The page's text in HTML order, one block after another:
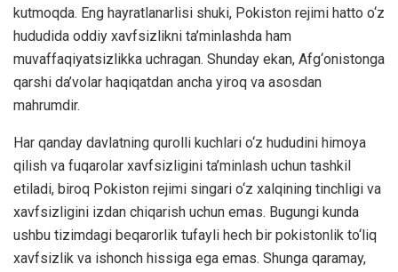
kutmoqda. Eng hayratlanarlisi shuki, Pokiston rejimi hatto o‘z
hududida oddiy xavfsizlikni ta’minlashda ham
muvaffaqiyatsizlikka uchragan. Shunday ekan, Afg‘onistonga
qarshi da’volar haqiqatdan ancha yiroq va asosdan
mahrumdir.
Har qanday davlatning qurolli kuchlari o‘z hududini himoya
qilish va fuqarolar xavfsizligini ta’minlash uchun tashkil
etiladi, biroq Pokiston rejimi singari o‘z xalqining tinchligi va
xavfsizligini izdan chiqarish uchun emas. Bugungi kunda
ushbu tizimdagi beqarorlik tufayli hech bir pokistonlik to‘liq
xavfsizlik va ishonch hissiga ega emas. Shunga qaramay,